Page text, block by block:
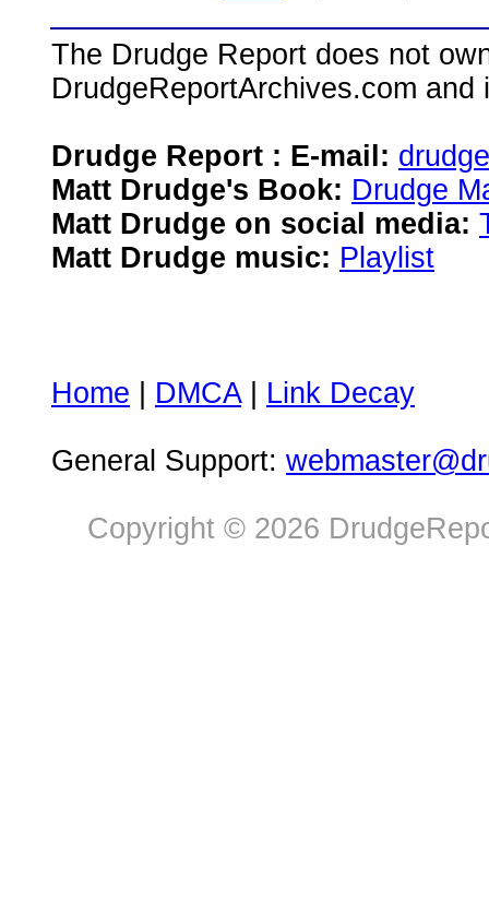
The Drudge Report does not
DrudgeReportArchives.com
Drudge Report : E-mail:
Matt Drudge's Book: Drudge
Matt Drudge on social media:
Matt Drudge music: Playlist
Home DMCA| Link Decay
General Support:
Copyright © 2026